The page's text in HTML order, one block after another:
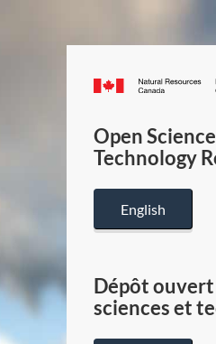
Open
Technology
English
Dépôt ouvert
sciences et